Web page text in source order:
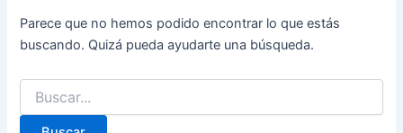
Parece que no hemos podido encontrar lo que estás
buscando. Quizá pueda ayudarte una búsqueda.